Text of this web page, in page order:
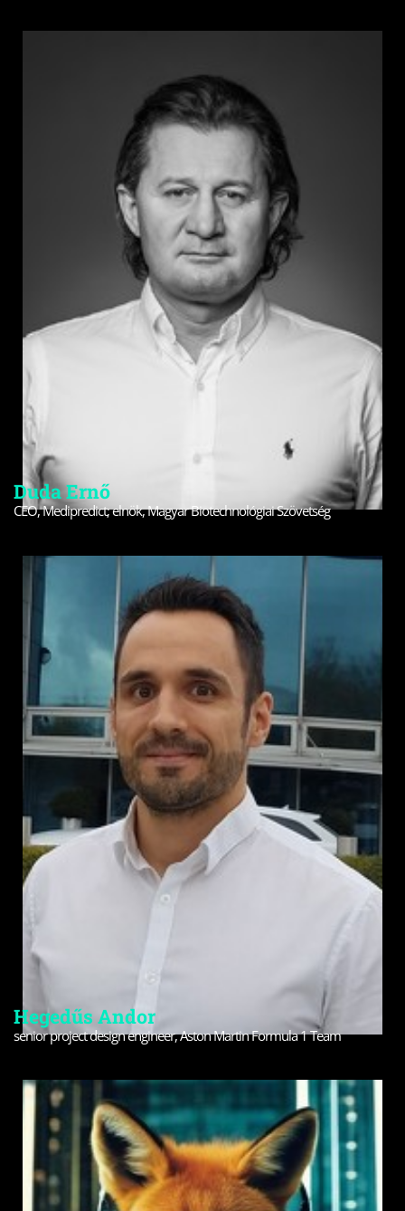
Duda Ernő
CEO, Medipredict; elnök, Magyar Biotechnológiai Szövetség
Hegedűs Andor
senior project design engineer, Aston Martin Formula 1 Team